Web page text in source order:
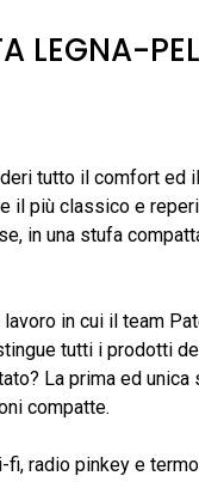
LEGNA-
tutto il comfort ed
più classico e
in una stufa
in cui il team
tutti i prodotti
La prima ed
compatte.
radio pinkey e